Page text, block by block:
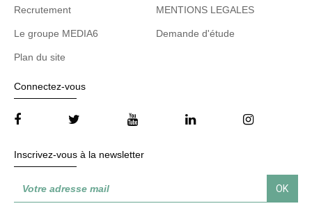
Recrutement MENTIONS LEGALES
Le groupe MEDIA6 Demande d'étude
Plan du site
Connectez-vous
Inscrivez-vous à la newsletter
OK